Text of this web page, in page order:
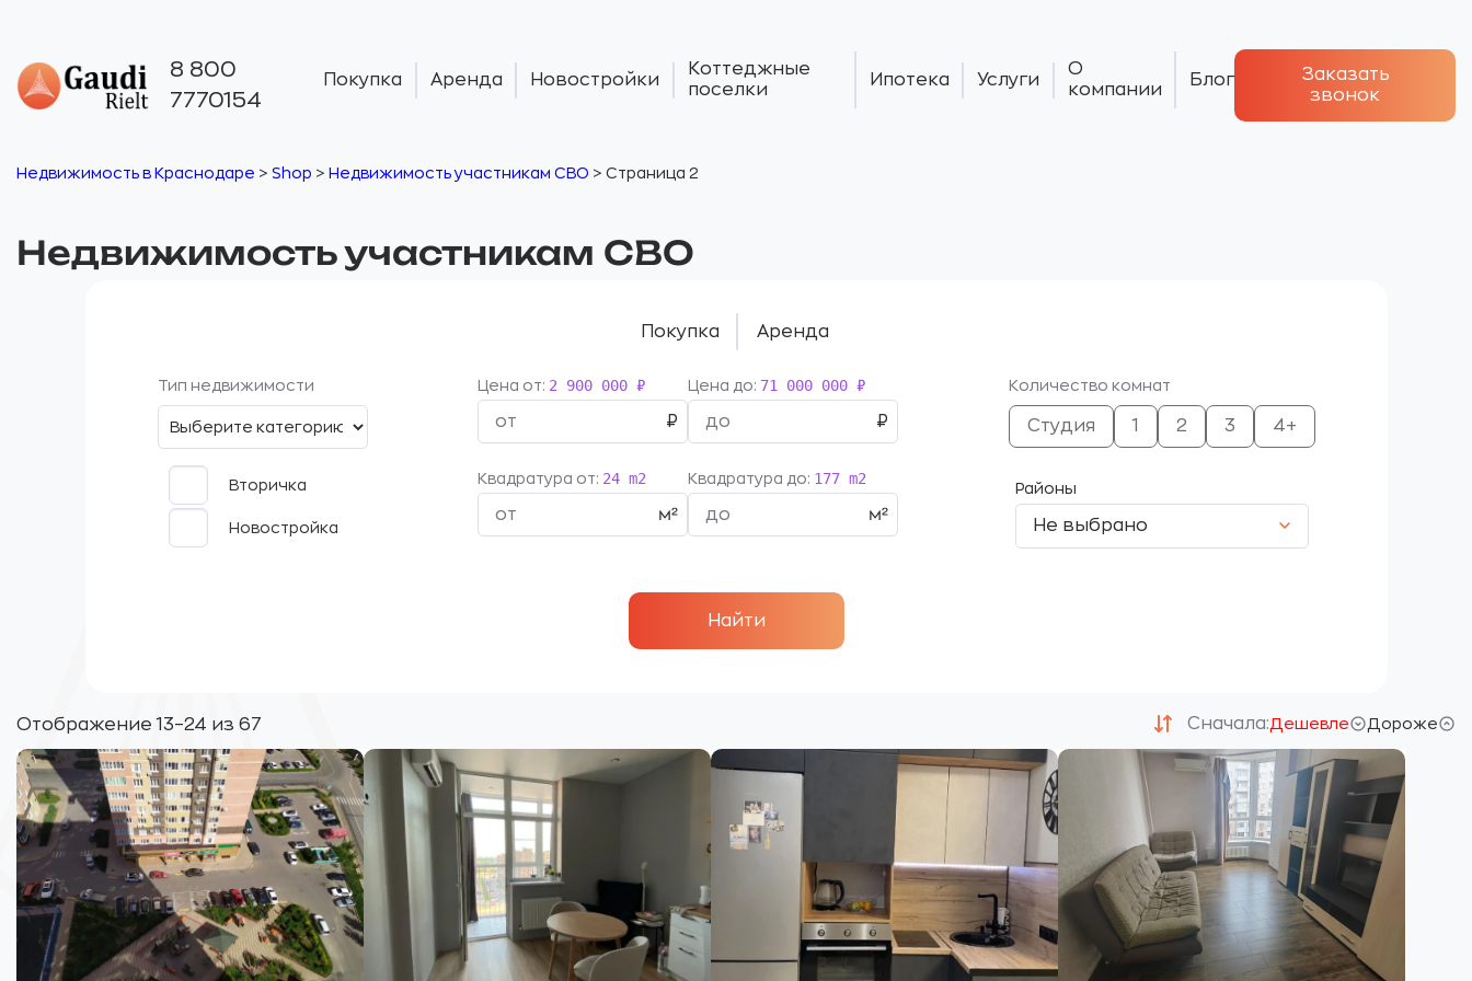
8 800
7770154
Покупка Аренда Новостройки
Коттеджные
поселки
Ипотека Услуги
О
компании
Блог
Заказать
звонок
Недвижимость в Краснодаре > Shop > Недвижимость участникам СВО > Страница 2
Недвижимость участникам СВО
Покупка Аренда
Тип недвижимости
Вторичка
Новостройка
Цена от: 2 900 000 ₽ Цена до: 71 000 000 ₽
Квадратура от: 24 m2 Квадратура до: 177 m2
Количество комнат
Студия 1 2 3 4+
Районы
Не выбрано
Найти
Отображение 13–24 из 67 Сначала:Дешевле Дороже